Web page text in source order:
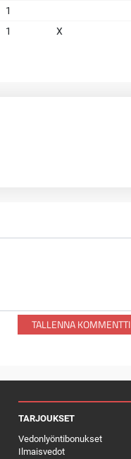
1
1 X
TALLENNA KOMMENTTI
TARJOUKSET
Vedonlyöntibonukset
Ilmaisvedot